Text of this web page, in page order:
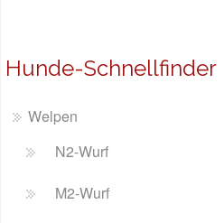
Hunde-Schnellfinder
Welpen
N2-Wurf
M2-Wurf